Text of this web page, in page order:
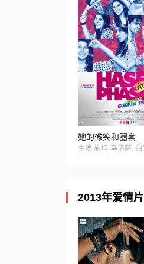
她的微笑和圈套
2013年爱情片